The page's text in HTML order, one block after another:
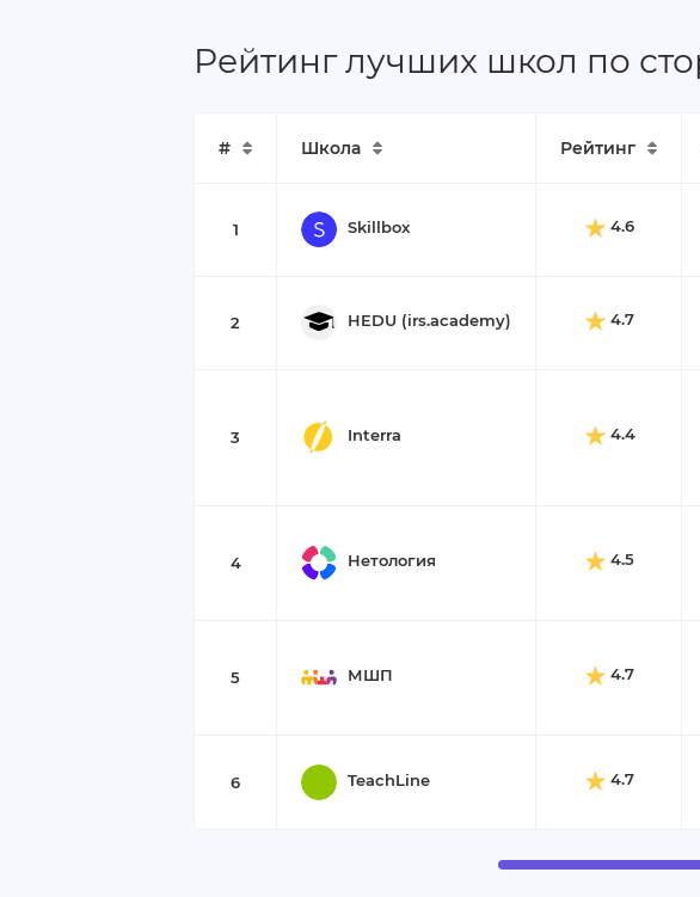
Рейтинг лучших школ по
# Школа Рейтинг
1 Skillbox 4.6
2 HEDU (irs.academy) 4.7
3 Interra 4.4
4 Нетология 4.5
5 МШП 4.7
6 TeachLine 4.7